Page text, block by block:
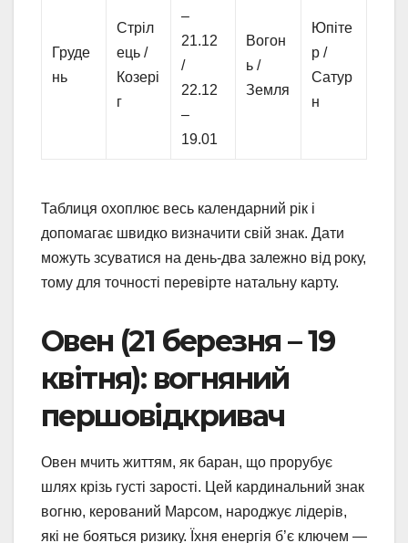
Груде
нь
Стріл
ець /
Козері
г
–
21.12
/
22.12
–
19.01
Вогон
ь /
Земля
Юпіте
р /
Сатур
н
Таблиця охоплює весь календарний рік і
допомагає швидко визначити свій знак. Дати
можуть зсуватися на день-два залежно від року,
тому для точності перевірте натальну карту.
Овен (21 березня – 19
квітня): вогняний
першовідкривач
Овен мчить життям, як баран, що прорубує
шлях крізь густі зарості. Цей кардинальний знак
вогню, керований Марсом, народжує лідерів,
які не бояться ризику. Їхня енергія б’є ключем —